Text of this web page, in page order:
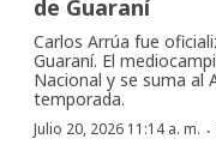
de Guaraní
Carlos Arrúa fue
Guaraní. El
Nacional y se suma al
temporada.
Julio 20, 2026 11:14 a. m. ·